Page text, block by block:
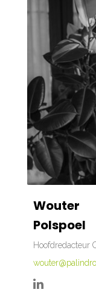
Wouter
Polspoel
Hoofdredacteur